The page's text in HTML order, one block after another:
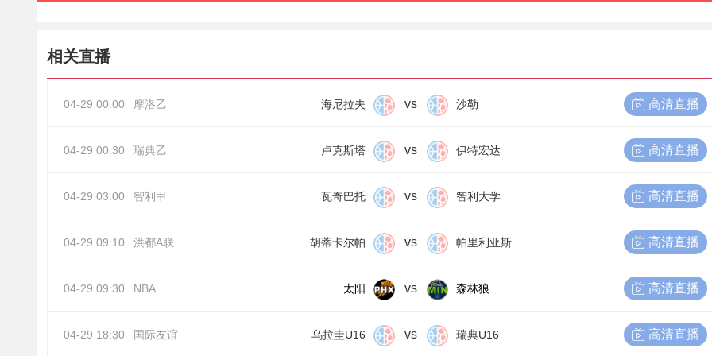
相关直播
04-29 00:00 摩洛乙 海尼拉夫 vs 沙勒 高清直播
04-29 00:30 瑞典乙 卢克斯塔 vs 伊特宏达 高清直播
04-29 03:00 智利甲 瓦奇巴托 vs 智利大学 高清直播
04-29 09:10 洪都A联 胡蒂卡尔帕 vs 帕里利亚斯 高清直播
04-29 09:30 NBA 太阳 vs 森林狼 高清直播
04-29 18:30 国际友谊 乌拉圭U16 vs 瑞典U16 高清直播